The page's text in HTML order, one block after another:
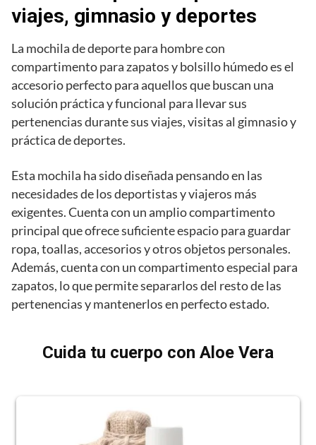
viajes, gimnasio y deportes
La mochila de deporte para hombre con
compartimento para zapatos y bolsillo húmedo es el
accesorio perfecto para aquellos que buscan una
solución práctica y funcional para llevar sus
pertenencias durante sus viajes, visitas al gimnasio y
práctica de deportes.
Esta mochila ha sido diseñada pensando en las
necesidades de los deportistas y viajeros más
exigentes. Cuenta con un amplio compartimento
principal que ofrece suficiente espacio para guardar
ropa, toallas, accesorios y otros objetos personales.
Además, cuenta con un compartimento especial para
zapatos, lo que permite separarlos del resto de las
pertenencias y mantenerlos en perfecto estado.
Cuida tu cuerpo con Aloe Vera